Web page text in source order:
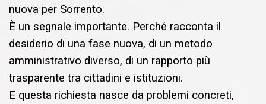
nuova per Sorrento.
È un segnale importante. Perché racconta il
desiderio di una fase nuova, di un metodo
amministrativo diverso, di un rapporto più
trasparente tra cittadini e istituzioni.
E questa richiesta nasce da problemi concreti,